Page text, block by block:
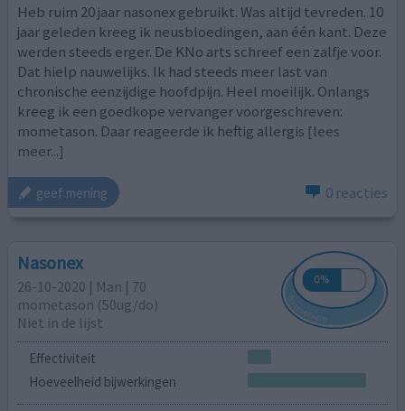
Heb ruim 20 jaar nasonex gebruikt. Was altijd tevreden. 10
jaar geleden kreeg ik neusbloedingen, aan één kant. Deze
werden steeds erger. De KNo arts schreef een zalfje voor.
Dat hielp nauwelijks. Ik had steeds meer last van
chronische eenzijdige hoofdpijn. Heel moeilijk. Onlangs
kreeg ik een goedkope vervanger voorgeschreven:
mometason. Daar reageerde ik heftig allergis [lees
meer...]
geef mening 0 reacties
Nasonex
26-10-2020 | Man | 70
mometason (50ug/do)
Niet in de lijst
Effectiviteit
Hoeveelheid bijwerkingen